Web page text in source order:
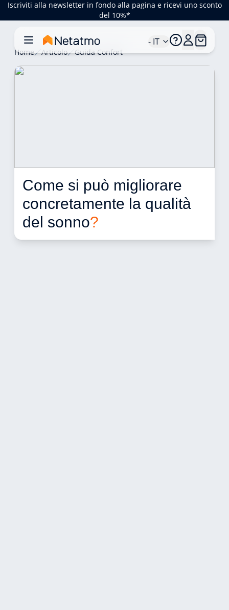
Iscriviti alla newsletter in fondo alla pagina e ricevi uno sconto
del 10%*
- IT
Home Articolo Guida Confort
Come si può migliorare
concretamente la qualità
del sonno?